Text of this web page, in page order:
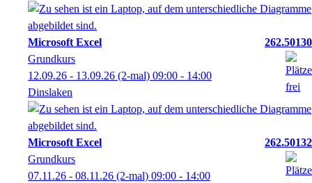
Microsoft Excel
262.50130
Grundkurs
12.09.26 - 13.09.26 (2-mal) 09:00 - 14:00
Dinslaken
Microsoft Excel
262.50132
Grundkurs
07.11.26 - 08.11.26 (2-mal) 09:00 - 14:00